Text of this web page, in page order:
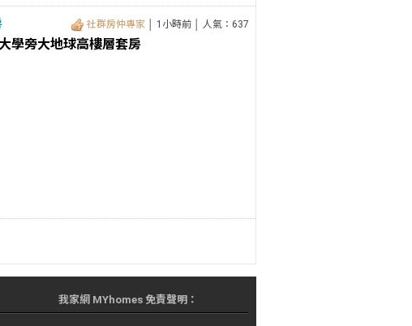
社群房仲專家 │ 1小時前 │ 人氣：637
學旁大地球高樓層套房
我家網 MYhomes 免責聲明：